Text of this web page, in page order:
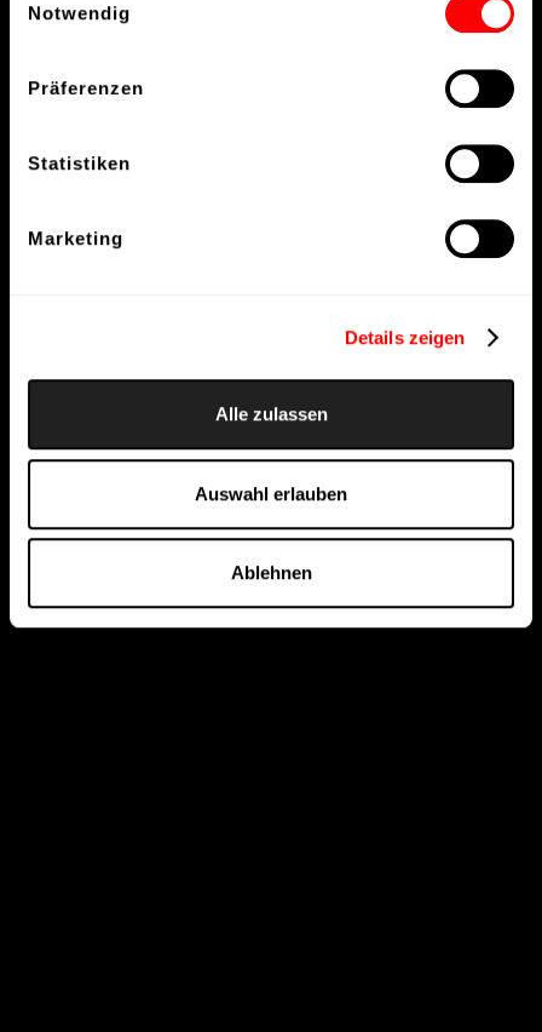
Notwendig
Präferenzen
Statistiken
Marketing
Details zeigen
Alle zulassen
Auswahl erlauben
Ablehnen